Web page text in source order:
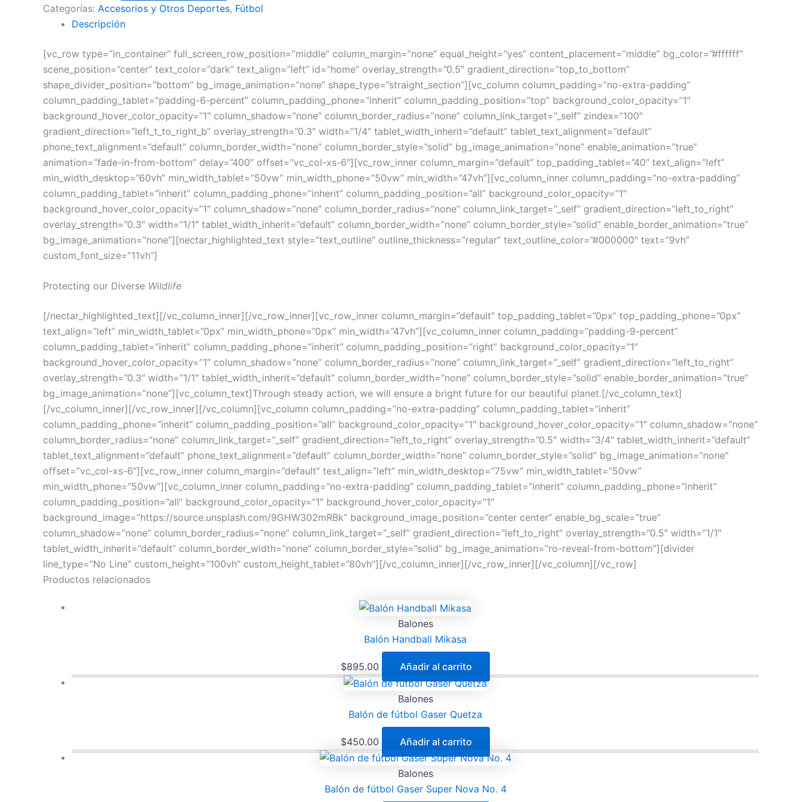
Categorías: Accesorios y Otros Deportes, Fútbol
Descripción
[vc_row type=”in_container” full_screen_row_position=”middle” column_margin=”none” equal_height=”yes” content_placement=”middle” bg_color=”#ffffff”
scene_position=”center” text_color=”dark” text_align=”left” id=”home” overlay_strength=”0.5″ gradient_direction=”top_to_bottom”
shape_divider_position=”bottom” bg_image_animation=”none” shape_type=”straight_section”][vc_column column_padding=”no-extra-padding”
column_padding_tablet=”padding-6-percent” column_padding_phone=”inherit” column_padding_position=”top” background_color_opacity=”1″
background_hover_color_opacity=”1″ column_shadow=”none” column_border_radius=”none” column_link_target=”_self” zindex=”100″
gradient_direction=”left_t_to_right_b” overlay_strength=”0.3″ width=”1/4″ tablet_width_inherit=”default” tablet_text_alignment=”default”
phone_text_alignment=”default” column_border_width=”none” column_border_style=”solid” bg_image_animation=”none” enable_animation=”true”
animation=”fade-in-from-bottom” delay=”400″ offset=”vc_col-xs-6″][vc_row_inner column_margin=”default” top_padding_tablet=”40″ text_align=”left”
min_width_desktop=”60vh” min_width_tablet=”50vw” min_width_phone=”50vw” min_width=”47vh”][vc_column_inner column_padding=”no-extra-padding”
column_padding_tablet=”inherit” column_padding_phone=”inherit” column_padding_position=”all” background_color_opacity=”1″
background_hover_color_opacity=”1″ column_shadow=”none” column_border_radius=”none” column_link_target=”_self” gradient_direction=”left_to_right”
overlay_strength=”0.3″ width=”1/1″ tablet_width_inherit=”default” column_border_width=”none” column_border_style=”solid” enable_border_animation=”true”
bg_image_animation=”none”][nectar_highlighted_text style=”text_outline” outline_thickness=”regular” text_outline_color=”#000000″ text=”9vh”
custom_font_size=”11vh”]
Protecting our Diverse Wildlife
[/nectar_highlighted_text][/vc_column_inner][/vc_row_inner][vc_row_inner column_margin=”default” top_padding_tablet=”0px” top_padding_phone=”0px”
text_align=”left” min_width_tablet=”0px” min_width_phone=”0px” min_width=”47vh”][vc_column_inner column_padding=”padding-9-percent”
column_padding_tablet=”inherit” column_padding_phone=”inherit” column_padding_position=”right” background_color_opacity=”1″
background_hover_color_opacity=”1″ column_shadow=”none” column_border_radius=”none” column_link_target=”_self” gradient_direction=”left_to_right”
overlay_strength=”0.3″ width=”1/1″ tablet_width_inherit=”default” column_border_width=”none” column_border_style=”solid” enable_border_animation=”true”
bg_image_animation=”none”][vc_column_text]Through steady action, we will ensure a bright future for our beautiful planet.[/vc_column_text]
[/vc_column_inner][/vc_row_inner][/vc_column][vc_column column_padding=”no-extra-padding” column_padding_tablet=”inherit”
column_padding_phone=”inherit” column_padding_position=”all” background_color_opacity=”1″ background_hover_color_opacity=”1″ column_shadow=”none”
column_border_radius=”none” column_link_target=”_self” gradient_direction=”left_to_right” overlay_strength=”0.5″ width=”3/4″ tablet_width_inherit=”default”
tablet_text_alignment=”default” phone_text_alignment=”default” column_border_width=”none” column_border_style=”solid” bg_image_animation=”none”
offset=”vc_col-xs-6″][vc_row_inner column_margin=”default” text_align=”left” min_width_desktop=”75vw” min_width_tablet=”50vw”
min_width_phone=”50vw”][vc_column_inner column_padding=”no-extra-padding” column_padding_tablet=”inherit” column_padding_phone=”inherit”
column_padding_position=”all” background_color_opacity=”1″ background_hover_color_opacity=”1″
background_image=”https://source.unsplash.com/9GHW302mRBk” background_image_position=”center center” enable_bg_scale=”true”
column_shadow=”none” column_border_radius=”none” column_link_target=”_self” gradient_direction=”left_to_right” overlay_strength=”0.5″ width=”1/1″
tablet_width_inherit=”default” column_border_width=”none” column_border_style=”solid” bg_image_animation=”ro-reveal-from-bottom”][divider
line_type=”No Line” custom_height=”100vh” custom_height_tablet=”80vh”][/vc_column_inner][/vc_row_inner][/vc_column][/vc_row]
Productos relacionados
Balones
Balón Handball Mikasa
$895.00 Añadir al carrito
Balones
Balón de fútbol Gaser Quetza
$450.00 Añadir al carrito
Balones
Balón de fútbol Gaser Super Nova No. 4